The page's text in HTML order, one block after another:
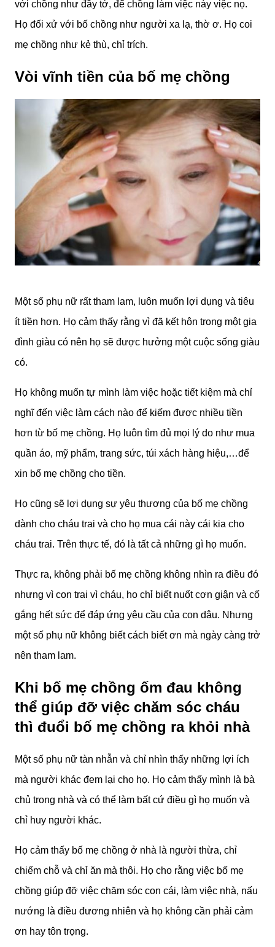
với chồng như đầy tớ, để chồng làm việc này việc nọ.
Họ đối xử với bố chồng như người xa lạ, thờ ơ. Họ coi
mẹ chồng như kẻ thù, chỉ trích.
Vòi vĩnh tiền của bố mẹ chồng
Một số phụ nữ rất tham lam, luôn muốn lợi dụng và tiêu
ít tiền hơn. Họ cảm thấy rằng vì đã kết hôn trong một gia
đình giàu có nên họ sẽ được hưởng một cuộc sống giàu
có.
Họ không muốn tự mình làm việc hoặc tiết kiệm mà chỉ
nghĩ đến việc làm cách nào để kiếm được nhiều tiền
hơn từ bố mẹ chồng. Họ luôn tìm đủ mọi lý do như mua
quần áo, mỹ phẩm, trang sức, túi xách hàng hiệu,…để
xin bố mẹ chồng cho tiền.
Họ cũng sẽ lợi dụng sự yêu thương của bố mẹ chồng
dành cho cháu trai và cho họ mua cái này cái kia cho
cháu trai. Trên thực tế, đó là tất cả những gì họ muốn.
Thực ra, không phải bố mẹ chồng không nhìn ra điều đó
nhưng vì con trai vì cháu, ho chỉ biết nuốt cơn giận và cố
gắng hết sức để đáp ứng yêu cầu của con dâu. Nhưng
một số phụ nữ không biết cách biết ơn mà ngày càng trở
nên tham lam.
Khi bố mẹ chồng ốm đau không
thể giúp đỡ việc chăm sóc cháu
thì đuổi bố mẹ chồng ra khỏi nhà
Một số phụ nữ tàn nhẫn và chỉ nhìn thấy những lợi ích
mà người khác đem lại cho họ. Họ cảm thấy mình là bà
chủ trong nhà và có thể làm bất cứ điều gì họ muốn và
chỉ huy người khác.
Họ cảm thấy bố mẹ chồng ở nhà là người thừa, chỉ
chiếm chỗ và chỉ ăn mà thôi. Họ cho rằng việc bố mẹ
chồng giúp đỡ việc chăm sóc con cái, làm việc nhà, nấu
nướng là điều đương nhiên và họ không cần phải cảm
ơn hay tôn trọng.